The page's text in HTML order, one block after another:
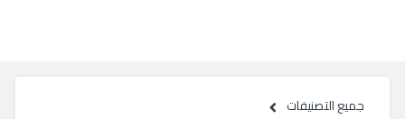
جميع التصنيفات